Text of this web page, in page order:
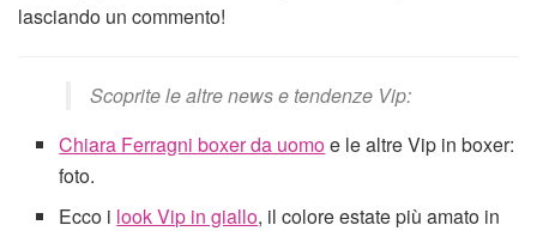
lasciando un commento!
Scoprite le altre news e tendenze Vip:
Chiara Ferragni boxer da uomoe le altre Vip in boxer:
foto.
Ecco i look Vip in giallo, il colore estate più amato in